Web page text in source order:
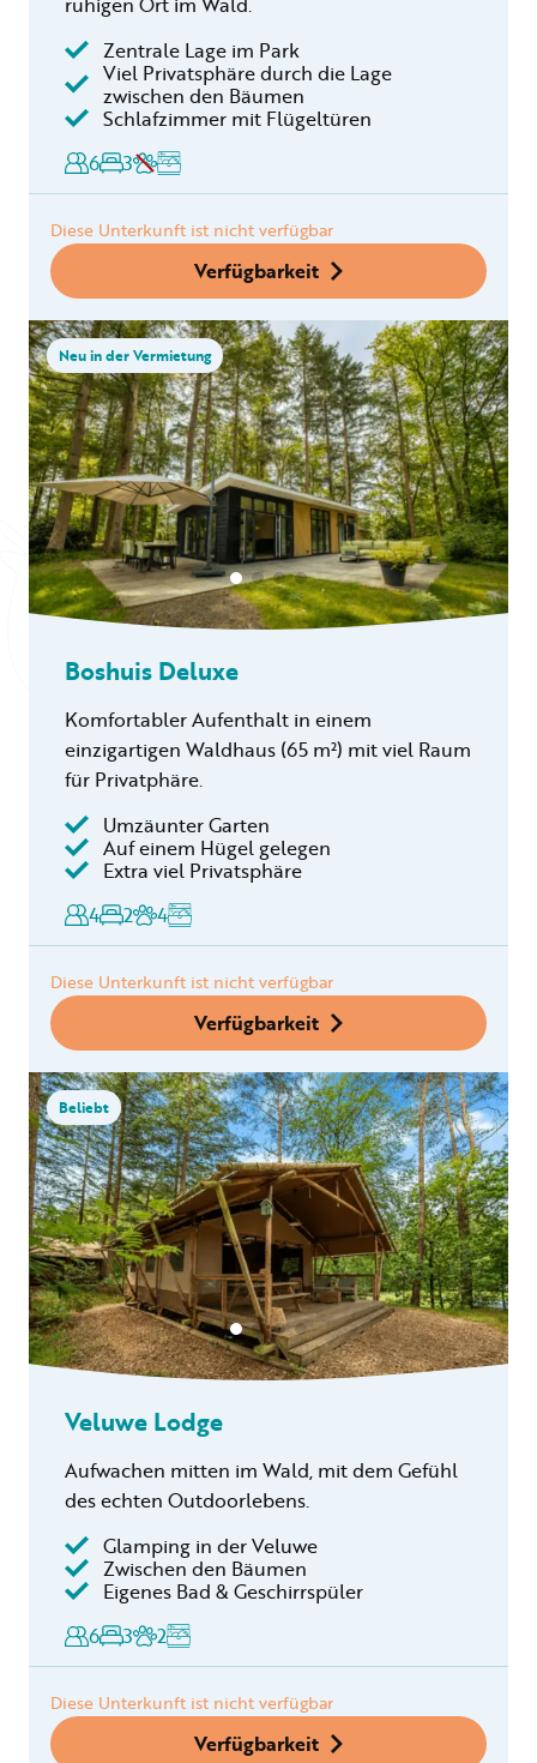
Zentrale Lage im Park
Viel Privatsphäre durch die Lage
zwischen den Bäumen
Schlafzimmer mit Flügeltüren
6
3
Diese Unterkunft ist nicht verfügbar
Verfügbarkeit
Neu in der Vermietung
Boshuis Deluxe
Komfortabler Aufenthalt in einem
einzigartigen Waldhaus (65 m²) mit viel Raum
für Privatphäre.
Umzäunter Garten
Auf einem Hügel gelegen
Extra viel Privatsphäre
4
2 4
Diese Unterkunft ist nicht verfügbar
Verfügbarkeit
Beliebt
Veluwe Lodge
Aufwachen mitten im Wald, mit dem Gefühl
des echten Outdoorlebens.
Glamping in der Veluwe
Zwischen den Bäumen
Eigenes Bad & Geschirrspüler
6
3 2
Diese Unterkunft ist nicht verfügbar
Verfügbarkeit